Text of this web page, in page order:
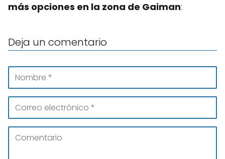
más opciones en la zona de Gaiman:
Deja un comentario